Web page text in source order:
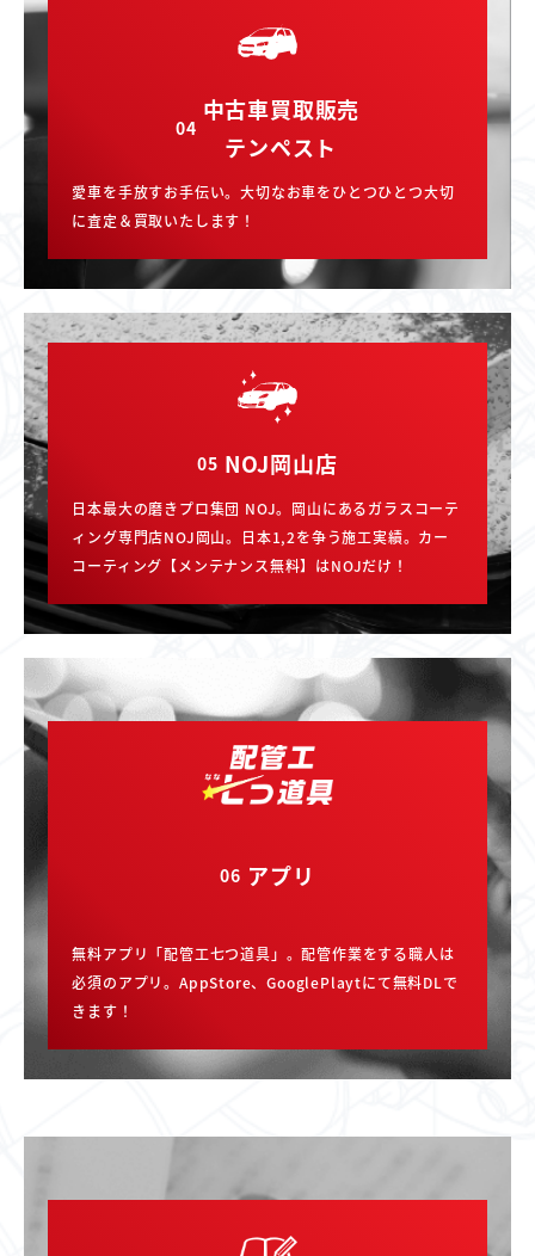
04
中古車買取販売
テンペスト
愛車を手放すお手伝い。大切なお車をひとつひとつ大切
に査定＆買取いたします！
05 NOJ岡山店
日本最大の磨きプロ集団 NOJ。岡山にあるガラスコーテ
ィング専門店NOJ岡山。日本1,2を争う施工実績。カー
コーティング【メンテナンス無料】はNOJだけ！
06 アプリ
無料アプリ「配管工七つ道具」。配管作業をする職人は
必須のアプリ。AppStore、GooglePlaytにて無料DLで
きます！